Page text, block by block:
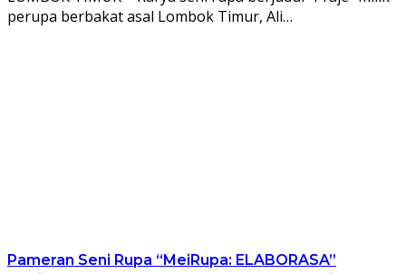
perupa berbakat asal Lombok Timur, Ali…
Pameran Seni Rupa “MeiRupa: ELABORASA”